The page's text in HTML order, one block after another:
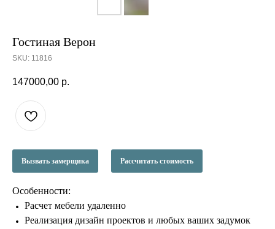
Гостиная Верон
SKU: 11816
147000,00 р.
Вызвать замерщика Рассчитать стоимость
Особенности:
Расчет мебели удаленно
Реализация дизайн проектов и любых ваших задумок